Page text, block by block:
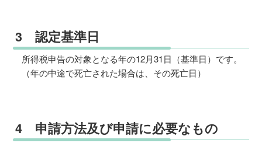
3 認定基準日
所得税申告の対象となる年の12月31日（基準日）です。
（年の中途で死亡された場合は、その死亡日）
4 申請方法及び申請に必要なもの